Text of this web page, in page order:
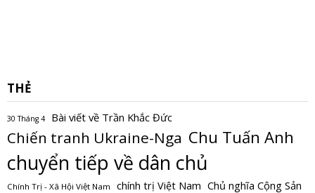
THẺ
30 Tháng 4 Bài viết về Trần Khắc Đức
Chiến tranh Ukraine-Nga Chu Tuấn Anh
chuyển tiếp về dân chủ
Chính Trị - Xã Hội Việt Nam chính trị Việt Nam Chủ nghĩa Cộng Sản